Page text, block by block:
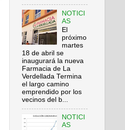
NOTICI
AS
El
próximo
martes
18 de abril se
inaugurará la nueva
Farmacia de La
Verdellada Termina
el largo camino
emprendido por los
vecinos del b...
NOTICI
AS